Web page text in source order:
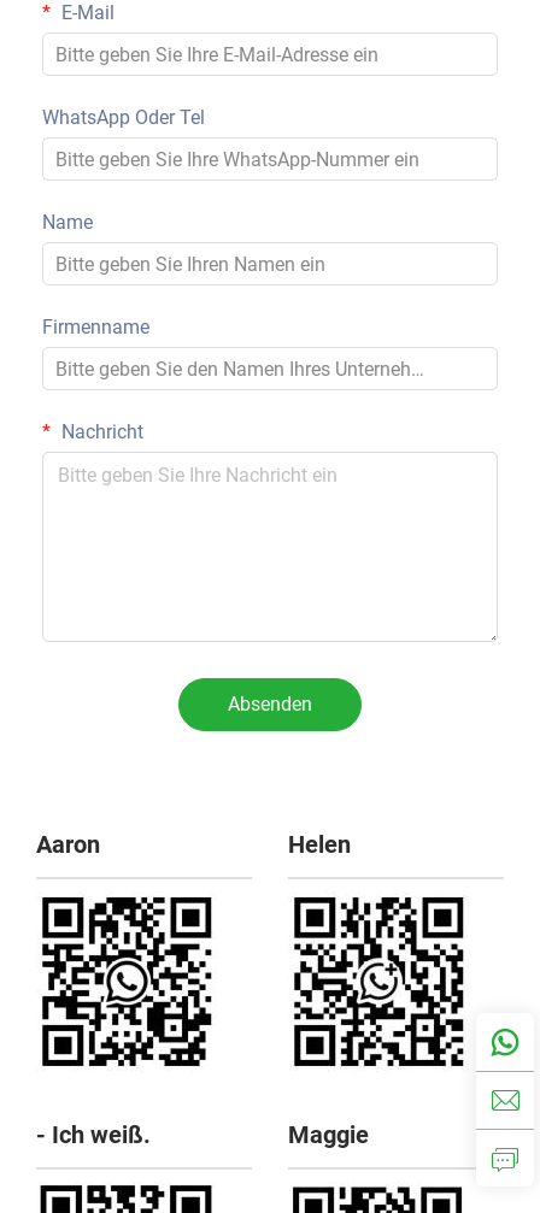
E-Mail
WhatsApp Oder Tel
Name
Firmenname
Nachricht
Absenden
Aaron Helen
- Ich weiß. Maggie